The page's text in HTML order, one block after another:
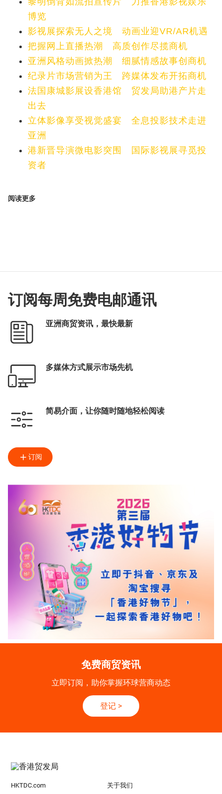
博览
影视展探索无人之境 动画业迎VR/AR机遇
把握网上直播热潮 高质创作尽揽商机
亚洲风格动画掀热潮 细腻情感故事创商机
纪录片市场营销为王 跨媒体发布开拓商机
法国康城影展设香港馆 贸发局助港产片走
出去
立体影像享受视觉盛宴 全息投影技术走进
亚洲
港新晋导演微电影突围 国际影视展寻觅投
资者
阅读更多
订阅每周免费电邮通讯
亚洲商贸资讯，最快最新
多媒体方式展示市场先机
简易介面，让你随时随地轻松阅读
订阅
免费商贸资讯
立即订阅，助你掌握环球营商动态
登记 >
HKTDC.com 关于我们